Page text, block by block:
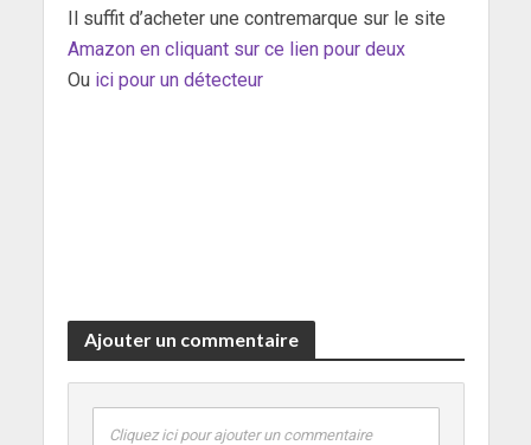
Il suffit d’acheter une contremarque sur le site
Amazon en cliquant sur ce lien pour deux
Ou ici pour un détecteur
Ajouter un commentaire
Cliquez ici pour ajouter un commentaire